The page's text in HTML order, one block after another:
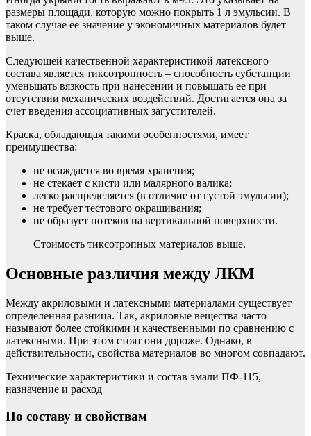
размеры площади, которую можно покрыть 1 л эмульсии. В
таком случае ее значение у экономичных материалов будет
выше.
Следующей качественной характеристикой латексного
состава является тиксотропность – способность субстанции
уменьшать вязкость при нанесении и повышать ее при
отсутствии механических воздействий. Достигается она за
счет введения ассоциативных загустителей.
Краска, обладающая такими особенностями, имеет
преимущества:
не осаждается во время хранения;
не стекает с кисти или малярного валика;
легко распределяется (в отличие от густой эмульсии);
не требует тестового окрашивания;
не образует потеков на вертикальной поверхности.
Стоимость тиксотропных материалов выше.
Основные различия между ЛКМ
Между акриловыми и латексными материалами существует
определенная разница. Так, акриловые вещества часто
называют более стойкими и качественными по сравнению с
латексными. При этом стоят они дороже. Однако, в
действительности, свойства материалов во многом совпадают.
Технические характеристики и состав эмали ПФ-115,
назначение и расход
По составу и свойствам